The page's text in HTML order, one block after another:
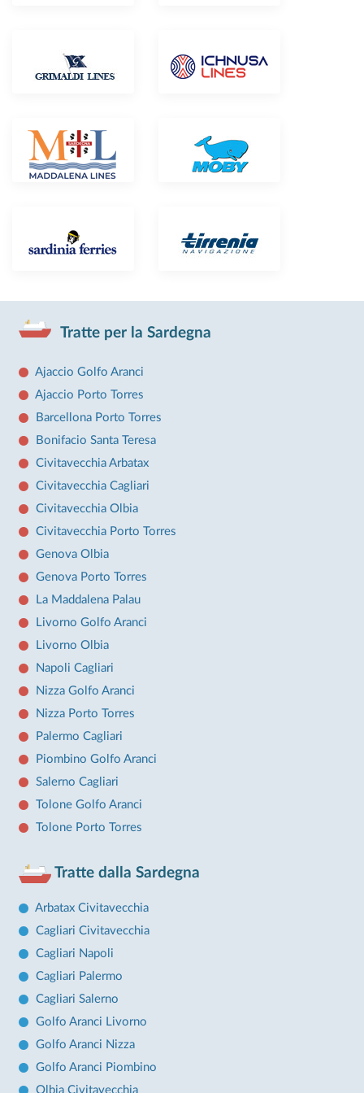
Tratte per la Sardegna
Ajaccio Golfo Aranci
Ajaccio Porto Torres
Barcellona Porto Torres
Bonifacio Santa Teresa
Civitavecchia Arbatax
Civitavecchia Cagliari
Civitavecchia Olbia
Civitavecchia Porto Torres
Genova Olbia
Genova Porto Torres
La Maddalena Palau
Livorno Golfo Aranci
Livorno Olbia
Napoli Cagliari
Nizza Golfo Aranci
Nizza Porto Torres
Palermo Cagliari
Piombino Golfo Aranci
Salerno Cagliari
Tolone Golfo Aranci
Tolone Porto Torres
Tratte dalla Sardegna
Arbatax Civitavecchia
Cagliari Civitavecchia
Cagliari Napoli
Cagliari Palermo
Cagliari Salerno
Golfo Aranci Livorno
Golfo Aranci Nizza
Golfo Aranci Piombino
Olbia Civitavecchia